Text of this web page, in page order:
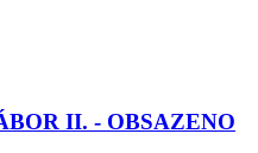
II. - OBSAZENO